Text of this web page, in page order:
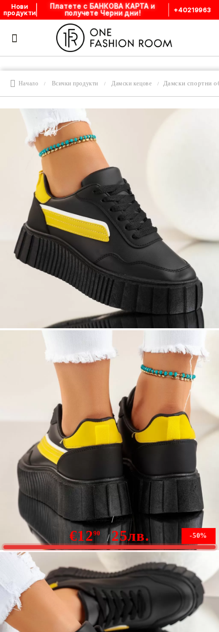
Нови
продукти
Платете с БАНКОВА КАРТА и
получете Черни дни! +40219963
Начало Всички продукти Дамски кецове Дамски спортни
Дамски спортни обувки Israel черни с жълто #9794
-50%
€1290 25лв.
€25.59 50лв.
Няма наличност
Уведомете ме, когато е налично